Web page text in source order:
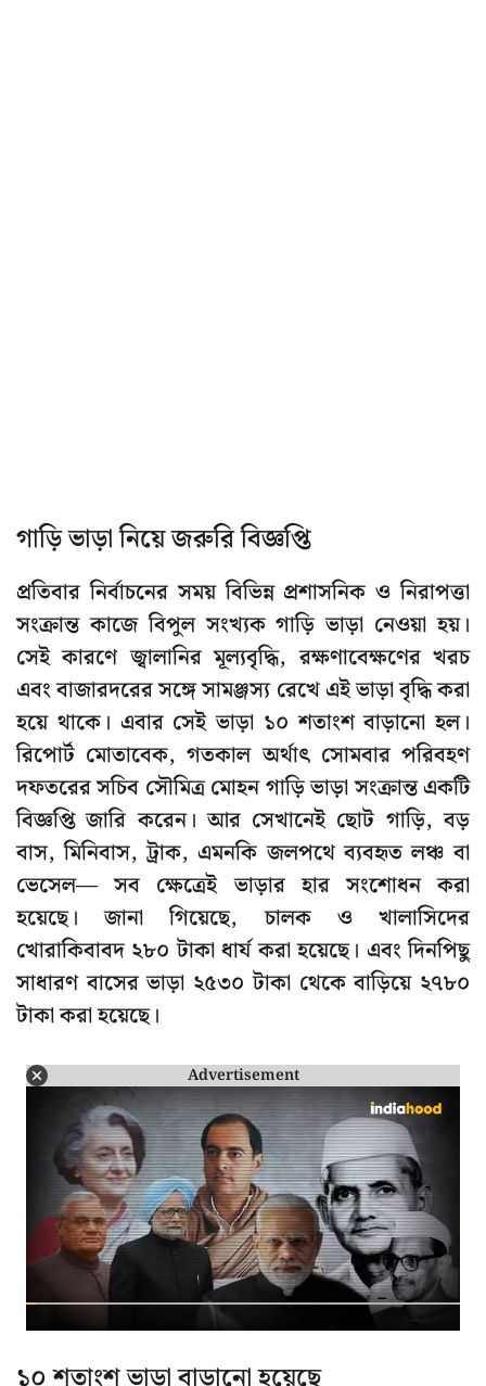
গাড়ি ভাড়া নিয়ে জরুরি বিজ্ঞপ্তি
প্রতিবার নির্বাচনের সময় বিভিন্ন প্রশাসনিক ও নিরাপত্তা
সংক্রান্ত কাজে বিপুল সংখ্যক গাড়ি ভাড়া নেওয়া হয়।
সেই কারণে জ্বালানির মূল্যবৃদ্ধি, রক্ষণাবেক্ষণের খরচ
এবং বাজারদরের সঙ্গে সামঞ্জস্য রেখে এই ভাড়া বৃদ্ধি করা
হয়ে থাকে। এবার সেই ভাড়া ১০ শতাংশ বাড়ানো হল।
রিপোর্ট মোতাবেক, গতকাল অর্থাৎ সোমবার পরিবহণ
দফতরের সচিব সৌমিত্র মোহন গাড়ি ভাড়া সংক্রান্ত একটি
বিজ্ঞপ্তি জারি করেন। আর সেখানেই ছোট গাড়ি, বড়
বাস, মিনিবাস, ট্রাক, এমনকি জলপথে ব্যবহৃত লঞ্চ বা
ভেসেল— সব ক্ষেত্রেই ভাড়ার হার সংশোধন করা
হয়েছে। জানা গিয়েছে, চালক ও খালাসিদের
খোরাকিবাবদ ২৮০ টাকা ধার্য করা হয়েছে। এবং দিনপিছু
সাধারণ বাসের ভাড়া ২৫৩০ টাকা থেকে বাড়িয়ে ২৭৮০
টাকা করা হয়েছে।
Advertisement